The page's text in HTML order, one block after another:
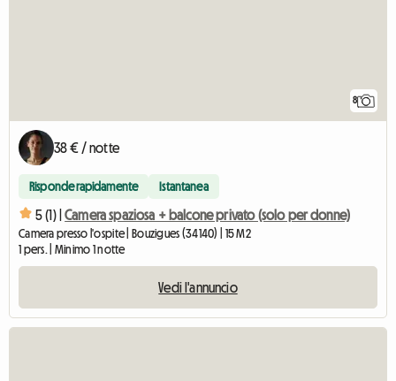
8
38 € / notte
Risponde rapidamente Istantanea
5 (1) | Camera spaziosa + balcone privato (solo per donne)
Camera presso l'ospite | Bouzigues (34140) | 15 M2
1 pers. | Minimo 1 notte
Vedi l'annuncio